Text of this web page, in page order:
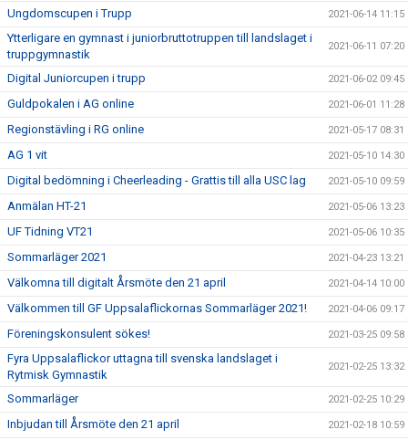
Ungdomscupen i Trupp 2021-06-14 11:15
Ytterligare en gymnast i juniorbruttotruppen till landslaget i
truppgymnastik
2021-06-11 07:20
Digital Juniorcupen i trupp 2021-06-02 09:45
Guldpokalen i AG online 2021-06-01 11:28
Regionstävling i RG online 2021-05-17 08:31
AG 1 vit 2021-05-10 14:30
Digital bedömning i Cheerleading - Grattis till alla USC lag 2021-05-10 09:59
Anmälan HT-21 2021-05-06 13:23
UF Tidning VT21 2021-05-06 10:35
Sommarläger 2021 2021-04-23 13:21
Välkomna till digitalt Årsmöte den 21 april 2021-04-14 10:00
Välkommen till GF Uppsalaflickornas Sommarläger 2021! 2021-04-06 09:17
Föreningskonsulent sökes! 2021-03-25 09:58
Fyra Uppsalaflickor uttagna till svenska landslaget i
Rytmisk Gymnastik
2021-02-25 13:32
Sommarläger 2021-02-25 10:29
Inbjudan till Årsmöte den 21 april 2021-02-18 10:59